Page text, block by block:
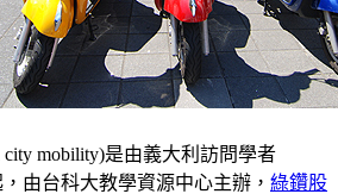
city mobility)是由義大利訪問學者
，由台科大教學資源中心主辦， 綠鑽股